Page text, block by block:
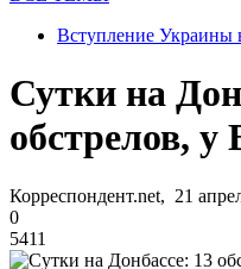
Вступление Украины
Сутки на
обстрелов,
Корреспондент.net, 21
0
5411